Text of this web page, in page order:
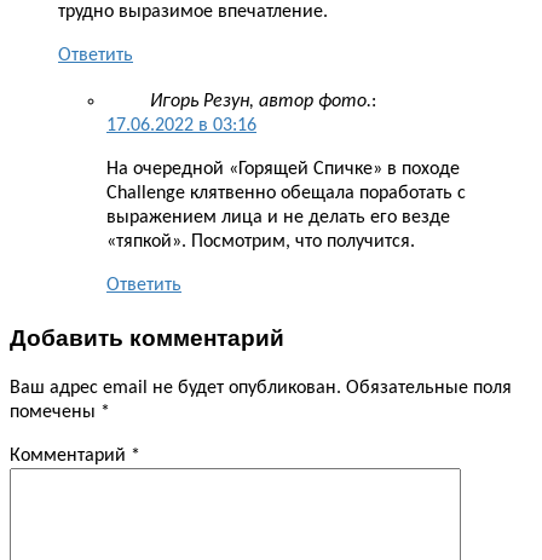
трудно выразимое впечатление.
Ответить
Игорь Резун, автор фото.:
17.06.2022 в 03:16
На очередной «Горящей Спичке» в походе
Challenge клятвенно обещала поработать с
выражением лица и не делать его везде
«тяпкой». Посмотрим, что получится.
Ответить
Добавить комментарий
Ваш адрес email не будет опубликован. Обязательные поля
помечены *
Комментарий *